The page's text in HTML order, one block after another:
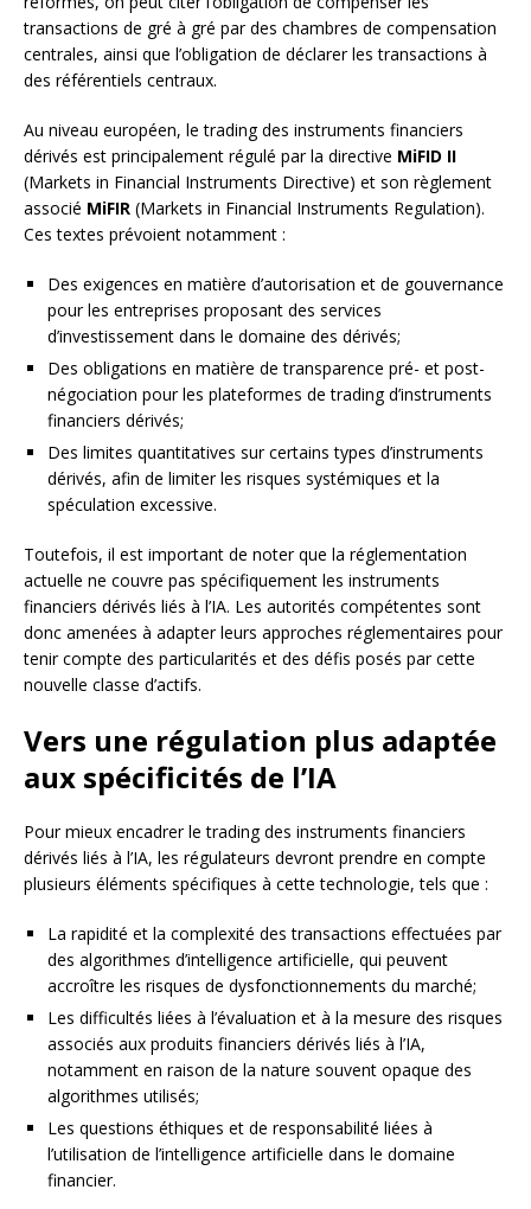
transactions de gré à gré par des chambres de compensation
centrales, ainsi que l’obligation de déclarer les transactions à
des référentiels centraux.
Au niveau européen, le trading des instruments financiers
dérivés est principalement régulé par la directive MiFID II
(Markets in Financial Instruments Directive) et son règlement
associé MiFIR (Markets in Financial Instruments Regulation).
Ces textes prévoient notamment :
Des exigences en matière d’autorisation et de gouvernance
pour les entreprises proposant des services
d’investissement dans le domaine des dérivés;
Des obligations en matière de transparence pré- et post-
négociation pour les plateformes de trading d’instruments
financiers dérivés;
Des limites quantitatives sur certains types d’instruments
dérivés, afin de limiter les risques systémiques et la
spéculation excessive.
Toutefois, il est important de noter que la réglementation
actuelle ne couvre pas spécifiquement les instruments
financiers dérivés liés à l’IA. Les autorités compétentes sont
donc amenées à adapter leurs approches réglementaires pour
tenir compte des particularités et des défis posés par cette
nouvelle classe d’actifs.
Vers une régulation plus adaptée
aux spécificités de l’IA
Pour mieux encadrer le trading des instruments financiers
dérivés liés à l’IA, les régulateurs devront prendre en compte
plusieurs éléments spécifiques à cette technologie, tels que :
La rapidité et la complexité des transactions effectuées par
des algorithmes d’intelligence artificielle, qui peuvent
accroître les risques de dysfonctionnements du marché;
Les difficultés liées à l’évaluation et à la mesure des risques
associés aux produits financiers dérivés liés à l’IA,
notamment en raison de la nature souvent opaque des
algorithmes utilisés;
Les questions éthiques et de responsabilité liées à
l’utilisation de l’intelligence artificielle dans le domaine
financier.